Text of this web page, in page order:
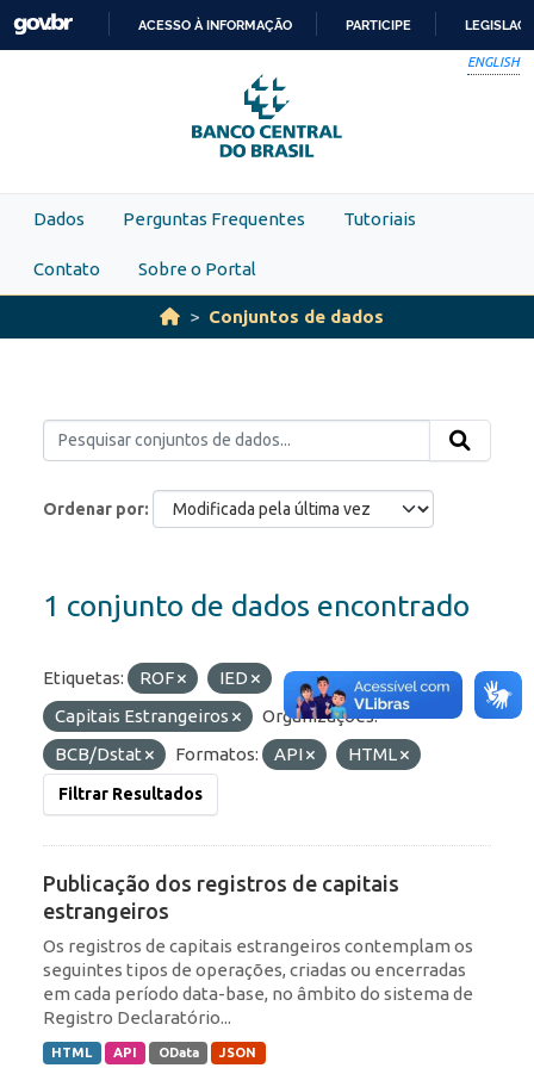
Skip to main content
PARA
O
CONTEÚDO
ACESSO À INFORMAÇÃO PARTICIPE
ENGLISH
Dados Perguntas Frequentes Tutoriais
Contato Sobre o Portal
Conjuntos de dados
Ordenar por
1 conjunto de dados encontrado
Etiquetas: ROF
IED
Capitais Estrangeiros
Organizações:
BCB/Dstat
Formatos: API HTML
Filtrar Resultados
Publicação dos registros de capitais
estrangeiros
Os registros de capitais estrangeiros contemplam os
seguintes tipos de operações, criadas ou encerradas
em cada período data-base, no âmbito do sistema de
Registro Declaratório...
HTML API OData JSON